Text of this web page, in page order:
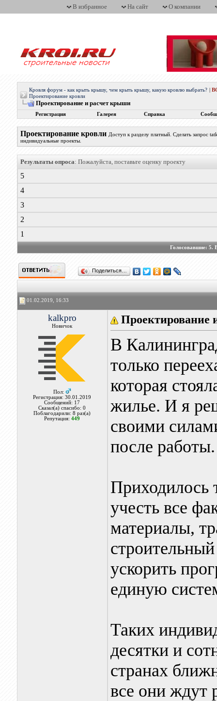
В избранное На сайт О компании
Кровля форум - как крыть крышу, чем крыть крышу, какую кровлю выбрать?
Проектирование кровли
Проектирование и расчет крыши
Регистрация Галерея Справка
Проектирование кровли Доступ к разделу платный. Сделать запрос
индивидуальные проекты.
Результаты опроса: Пожалуйста, поставьте оценку проекту
5
4
3
2
1
Голосовавшие: 5.
Поделиться…
01.02.2019, 16:33
kalkpro
Новичок
Пол:
Регистрация: 30.01.2019
Сообщений: 17
Сказал(а) спасибо: 0
Поблагодарили: 8 раз(а)
Репутация:449
Проектирование
В
только
которая
жилье. И я
своими
после работы.
Приходилось
учесть все
материалы,
ускорить
единую
Таких
десятки и
странах
все они ждут